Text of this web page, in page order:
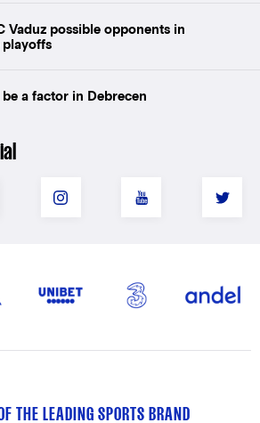
Vaduz possible opponents in
playoffs
a factor in Debrecen
THE LEADING SPORTS BRAND